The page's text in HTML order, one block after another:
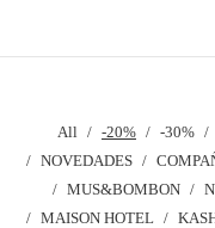
All -20% -30%
NOVEDADES
MUS&BOMBON
MAISON HOTEL